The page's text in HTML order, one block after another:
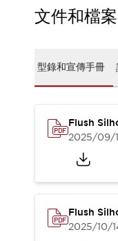
型錄和宣傳手冊
軟體下載
邏輯模擬器
產品資安通知
服務據點
產品變更/停產通知
文件和檔案
型錄和宣傳手冊
Flush
2025/09/
Flush
2025/10/